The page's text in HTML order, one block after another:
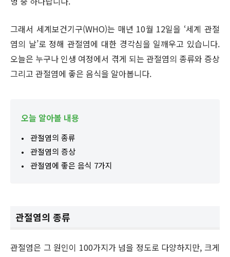
그래서 세계보건기구(WHO)는 매년 10월 12일을 ‘세계 관절
염의 날’로 정해 관절염에 대한 경각심을 일깨우고 있습니다.
오늘은 누구나 인생 여정에서 겪게 되는 관절염의 종류와 증상
그리고 관절염에 좋은 음식을 알아봅니다.
오늘 알아볼 내용
관절염의 종류
관절염의 증상
관절염에 좋은 음식 7가지
관절염의 종류
관절염은 그 원인이 100가지가 넘을 정도로 다양하지만, 크게